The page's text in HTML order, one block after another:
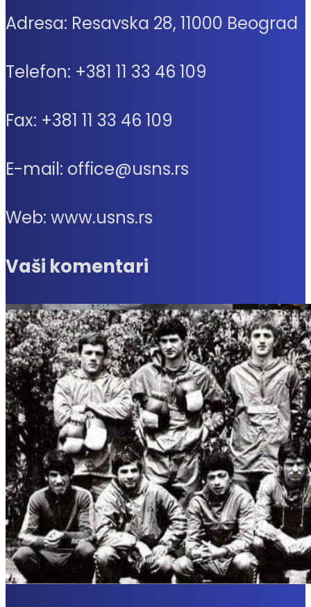
Adresa: Resavska 28, 11000 Beograd
Telefon: +381 11 33 46 109
Fax: +381 11 33 46 109
E-mail: office@usns.rs
Web: www.usns.rs
Vaši komentari